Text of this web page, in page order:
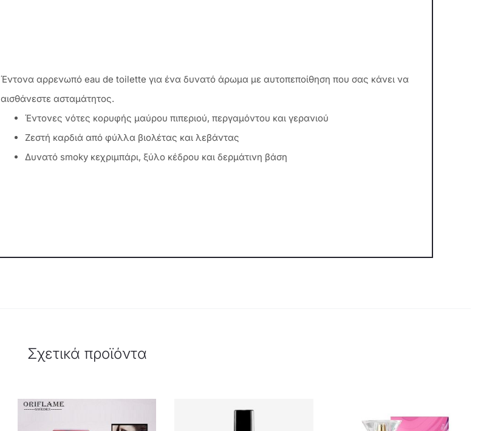
Έντονα αρρενωπό eau de toilette για ένα δυνατό άρωμα με αυτοπεποίθηση που σας κάνει να
αισθάνεστε ασταμάτητος.
Έντονες νότες κορυφής μαύρου πιπεριού, περγαμόντου και γερανιού
Ζεστή καρδιά από φύλλα βιολέτας και λεβάντας
Δυνατό smoky κεχριμπάρι, ξύλο κέδρου και δερμάτινη βάση
Σχετικά προϊόντα